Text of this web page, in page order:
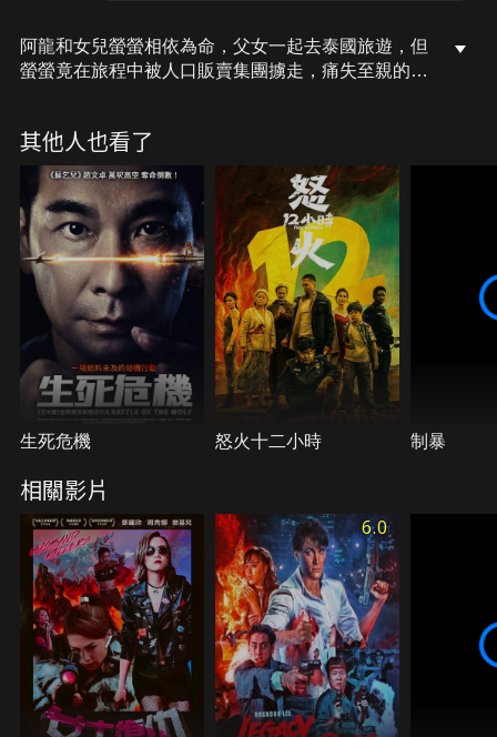
阿龍和女兒螢螢相依為命，父女一起去泰國旅遊，但
螢螢竟在旅程中被人口販賣集團擄走，痛失至親的阿
匪徒報仇，化身成雙手沾血的復仇者，最後他能夠大
撤大悟，重拾昔日善念，還是墜入仇恨的地獄呢？
其他人也看了
生死危機 怒火十二小時 制暴
相關影片
6.0